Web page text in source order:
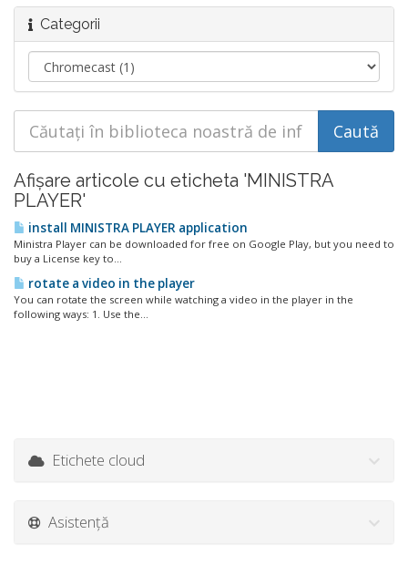
Categorii
Afișare articole cu eticheta 'MINISTRA
PLAYER'
install MINISTRA PLAYER application
Ministra Player can be downloaded for free on Google Play, but you need to
buy a License key to...
rotate a video in the player
You can rotate the screen while watching a video in the player in the
following ways: 1. Use the...
Etichete cloud
Asistență